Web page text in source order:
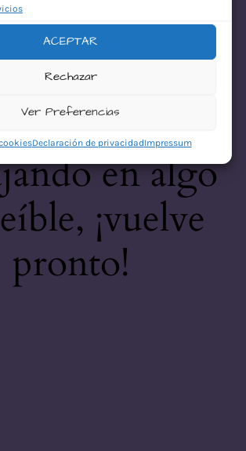
ACEPTAR
Rechazar
Ver Preferencias
Declaración de privacidadImpressum
este
Estamos
en algo
¡vuelve
pronto!